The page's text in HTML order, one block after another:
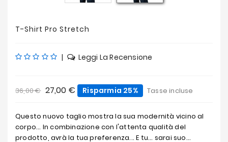
T-Shirt Pro Stretch
| Leggi La Recensione
36,00 € 27,00 € Risparmia 25% Tasse incluse
Questo nuovo taglio mostra la sua modernità vicino al
corpo... In combinazione con l'attenta qualità del
prodotto, avrà la tua preferenza... E tu... sarai suo...